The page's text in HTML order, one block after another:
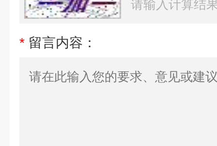
* 留言内容：